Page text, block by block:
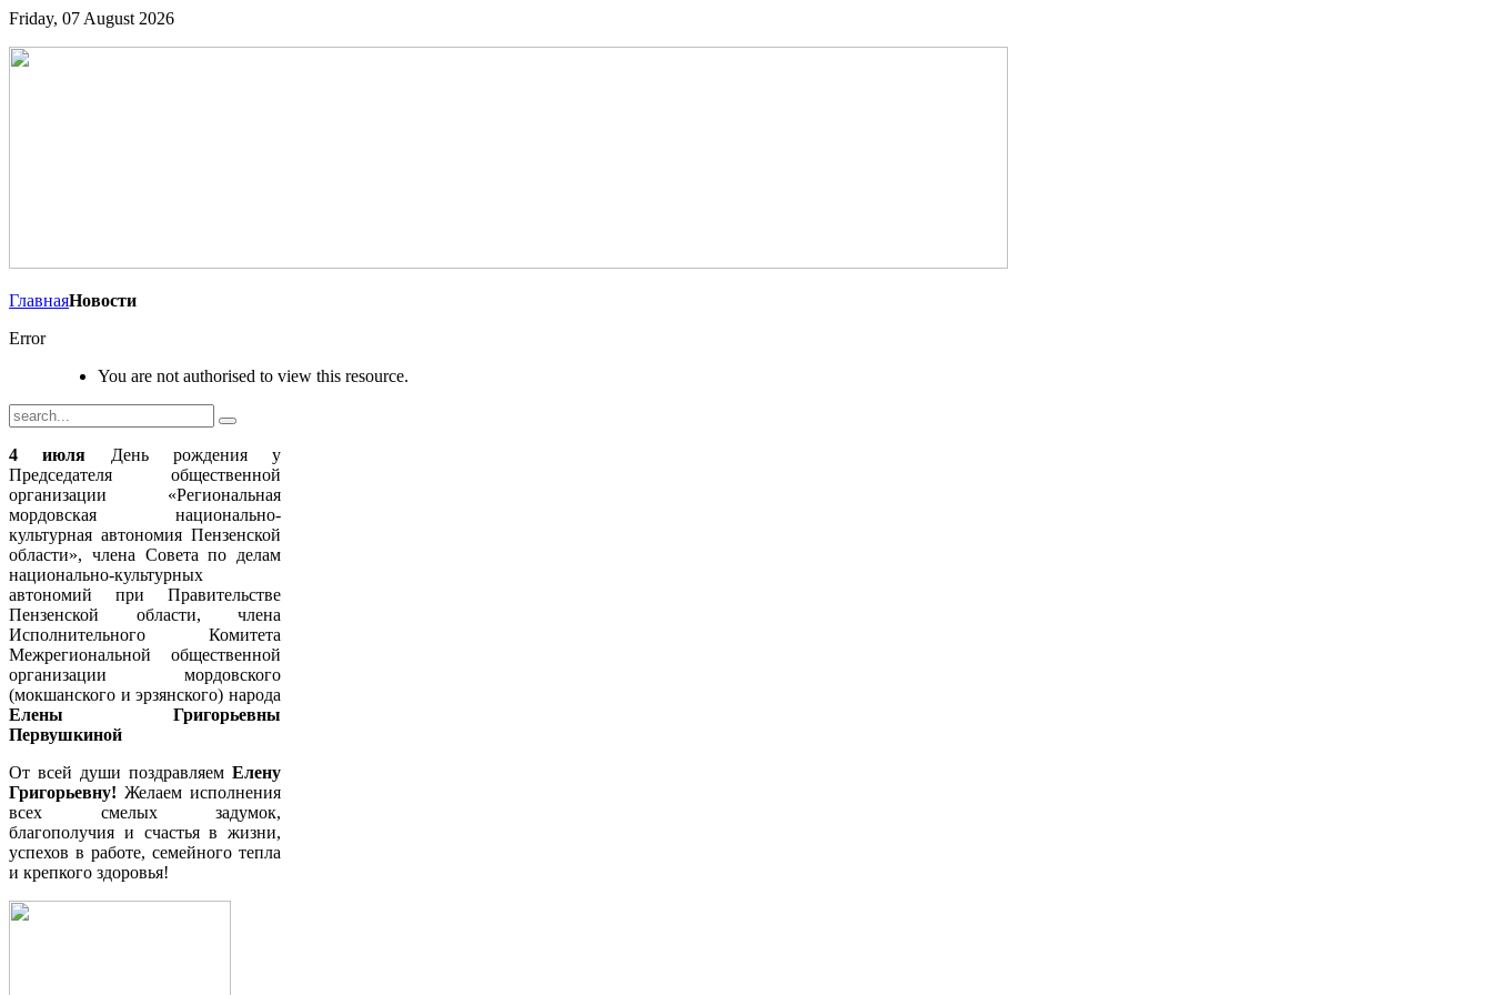
Friday, 07 August 2026
ГлавнаяНовости
Error
You are not authorised to view this resource.
4 июля День рождения у
Председателя общественной
организации «Региональная
мордовская национально-
культурная автономия Пензенской
области», члена Совета по делам
национально-культурных
автономий при Правительстве
Пензенской области, члена
Исполнительного Комитета
Межрегиональной общественной
организации мордовского
(мокшанского и эрзянского) народа
Елены Григорьевны
Первушкиной
От всей души поздравляем Елену
Григорьевну! Желаем исполнения
всех смелых задумок,
благополучия и счастья в жизни,
успехов в работе, семейного тепла
и крепкого здоровья!